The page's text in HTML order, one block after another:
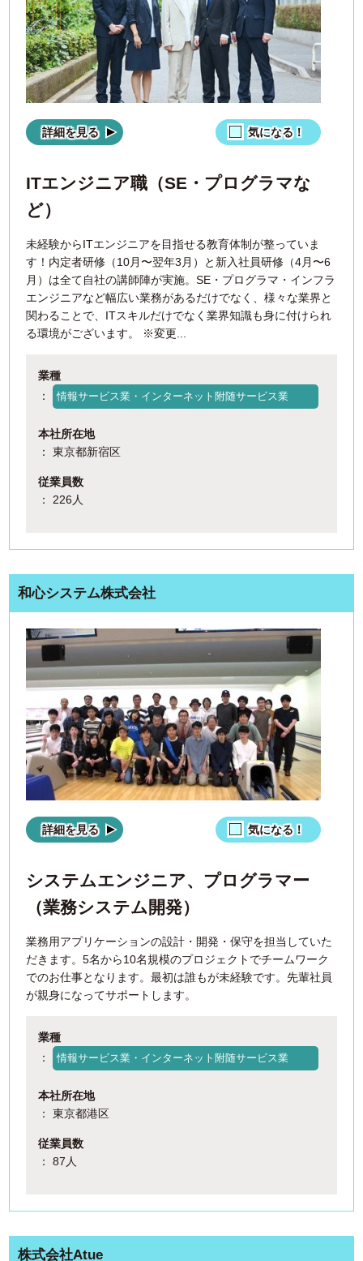
詳細を見る 気になる！
ITエンジニア職（SE・プログラマな
ど）
未経験からITエンジニアを目指せる教育体制が整っていま
す！内定者研修（10月〜翌年3月）と新入社員研修（4月〜6
月）は全て自社の講師陣が実施。SE・プログラマ・インフラ
エンジニアなど幅広い業務があるだけでなく、様々な業界と
関わることで、ITスキルだけでなく業界知識も身に付けられ
る環境がございます。 ※変更...
業種
：
情報サービス業・インターネット附随サービス業
本社所在地
： 東京都新宿区
従業員数
： 226人
和心システム株式会社
詳細を見る 気になる！
システムエンジニア、プログラマー
（業務システム開発）
業務用アプリケーションの設計・開発・保守を担当していた
だきます。5名から10名規模のプロジェクトでチームワーク
でのお仕事となります。最初は誰もが未経験です。先輩社員
が親身になってサポートします。
業種
：
情報サービス業・インターネット附随サービス業
本社所在地
： 東京都港区
従業員数
： 87人
株式会社Atue